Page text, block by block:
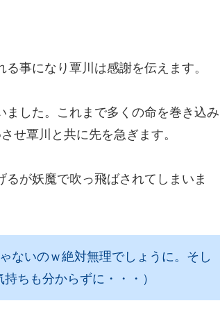
事になり覃川は感謝を伝えます。
した。これまで多くの命を巻き込み
せ覃川と共に先を急ぎます。
が妖魔で吹っ飛ばされてしまいま
ないのｗ絶対無理でしょうに。そし
ちも分からずに・・・）